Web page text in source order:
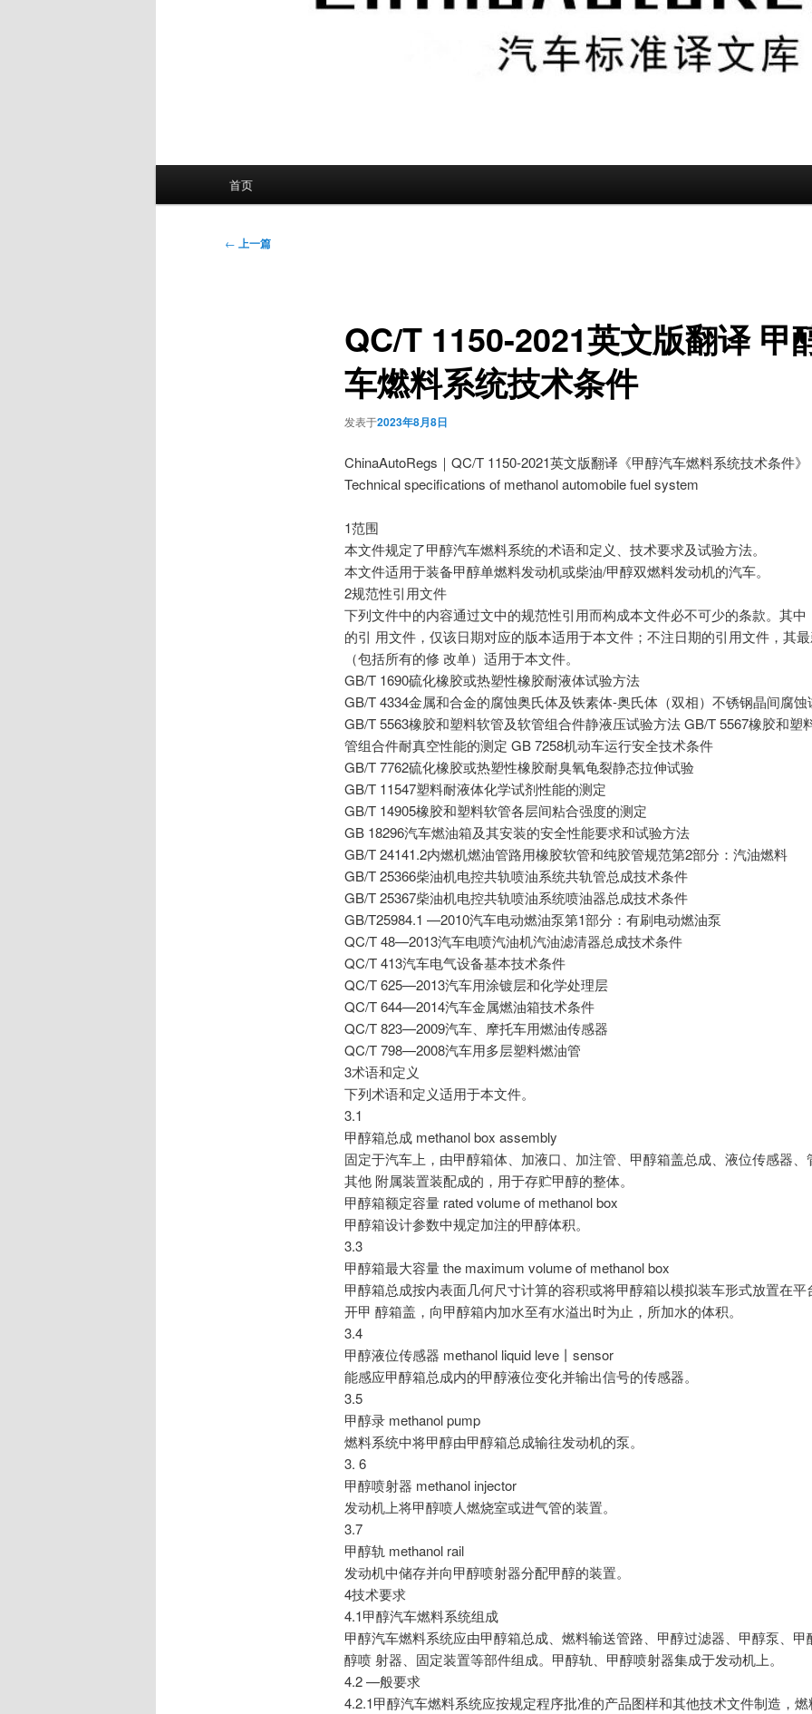
首页
文
← 上一篇
QC/T 1150-2021英文版翻译 甲
车燃料系统技术条件
发表于2023年8月8日
ChinaAutoRegs｜QC/T 1150-2021英文版翻译《甲醇汽车燃料系统技术条件》
Technical specifications of methanol automobile fuel system
1范围
本文件规定了甲醇汽车燃料系统的术语和定义、技术要求及试验方法。
本文件适用于装备甲醇单燃料发动机或柴油/甲醇双燃料发动机的汽车。
2规范性引用文件
下列文件中的内容通过文中的规范性引用而构成本文件必不可少的条款。其中
的引 用文件，仅该日期对应的版本适用于本文件；不注日期的引用文件，其
（包括所有的修 改单）适用于本文件。
GB/T 1690硫化橡胶或热塑性橡胶耐液体试验方法
GB/T 4334金属和合金的腐蚀奥氏体及铁素体-奥氏体（双相）不锈钢晶间腐蚀
GB/T 5563橡胶和塑料软管及软管组合件静液压试验方法 GB/T 5567橡胶和塑
管组合件耐真空性能的测定 GB 7258机动车运行安全技术条件
GB/T 7762硫化橡胶或热塑性橡胶耐臭氧龟裂静态拉伸试验
GB/T 11547塑料耐液体化学试剂性能的测定
GB/T 14905橡胶和塑料软管各层间粘合强度的测定
GB 18296汽车燃油箱及其安装的安全性能要求和试验方法
GB/T 24141.2内燃机燃油管路用橡胶软管和纯胶管规范第2部分：汽油燃料
GB/T 25366柴油机电控共轨喷油系统共轨管总成技术条件
GB/T 25367柴油机电控共轨喷油系统喷油器总成技术条件
GB/T25984.1 —2010汽车电动燃油泵第1部分：有刷电动燃油泵
QC/T 48—2013汽车电喷汽油机汽油滤清器总成技术条件
QC/T 413汽车电气设备基本技术条件
QC/T 625—2013汽车用涂镀层和化学处理层
QC/T 644—2014汽车金属燃油箱技术条件
QC/T 823—2009汽车、摩托车用燃油传感器
QC/T 798—2008汽车用多层塑料燃油管
3术语和定义
下列术语和定义适用于本文件。
3.1
甲醇箱总成 methanol box assembly
固定于汽车上，由甲醇箱体、加液口、加注管、甲醇箱盖总成、液位传感器、
其他 附属装置装配成的，用于存贮甲醇的整体。
甲醇箱额定容量 rated volume of methanol box
甲醇箱设计参数中规定加注的甲醇体积。
3.3
甲醇箱最大容量 the maximum volume of methanol box
甲醇箱总成按内表面几何尺寸计算的容积或将甲醇箱以模拟装车形式放置在平
开甲 醇箱盖，向甲醇箱内加水至有水溢出时为止，所加水的体积。
3.4
甲醇液位传感器 methanol liquid leve丨sensor
能感应甲醇箱总成内的甲醇液位变化并输出信号的传感器。
3.5
甲醇录 methanol pump
燃料系统中将甲醇由甲醇箱总成输往发动机的泵。
3. 6
甲醇喷射器 methanol injector
发动机上将甲醇喷人燃烧室或进气管的装置。
3.7
甲醇轨 methanol rail
发动机中储存并向甲醇喷射器分配甲醇的装置。
4技术要求
4.1甲醇汽车燃料系统组成
甲醇汽车燃料系统应由甲醇箱总成、燃料输送管路、甲醇过滤器、甲醇泵、甲
醇喷 射器、固定装置等部件组成。甲醇轨、甲醇喷射器集成于发动机上。
4.2 —般要求
4.2.1甲醇汽车燃料系统应按规定程序批准的产品图样和其他技术文件制造，